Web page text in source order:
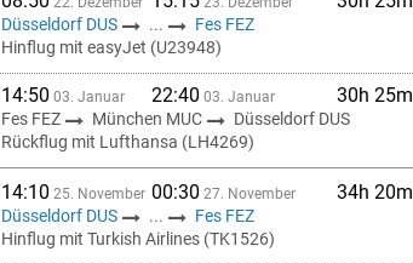
Düsseldorf DUS ...
Fes FEZ
Hinflug mit easyJet (U23948)
14:50 03. Januar 22:40 03. Januar 30h 25m
Fes FEZ München MUC
Düsseldorf DUS
Rückflug mit Lufthansa (LH4269)
14:10 25. November 00:30 27. November 34h 20m
Düsseldorf DUS ...
Fes FEZ
Hinflug mit Turkish Airlines (TK1526)